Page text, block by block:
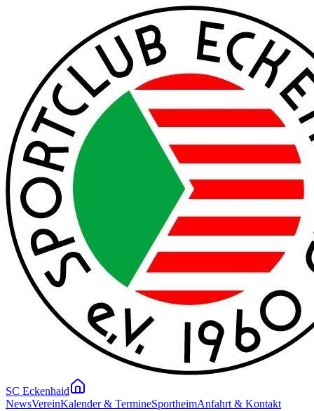
SC Eckenhaid
NewsVereinKalender & TermineSportheimAnfahrt & Kontakt